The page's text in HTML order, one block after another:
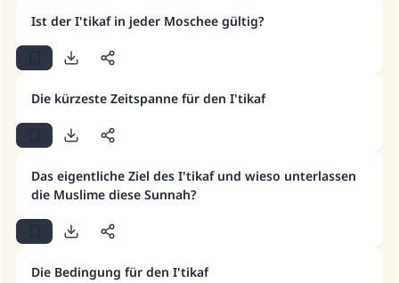
Ist der I'tikaf in jeder Moschee gültig?
Die kürzeste Zeitspanne für den I'tikaf
Das eigentliche Ziel des I'tikaf und wieso unterlassen
die Muslime diese Sunnah?
Die Bedingung für den I'tikaf
Unterstütze die Arbeit von Islam Q&A
desjenigen, der sie durchführt."
Beitrag dazu